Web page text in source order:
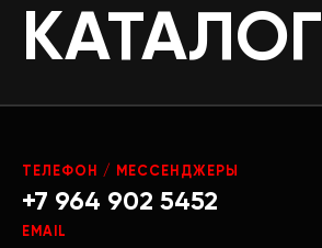
КАТАЛОГ
ТЕЛЕФОН / МЕССЕНДЖЕРЫ
+7 964 902 5452
EMAIL